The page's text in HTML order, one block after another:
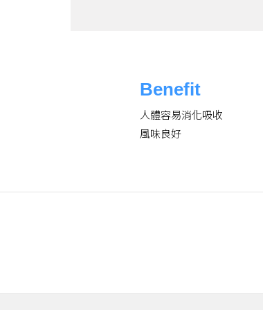
Benefit
人體容易消化吸收
風味良好